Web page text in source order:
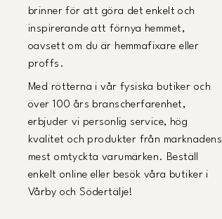
brinner för att göra det enkelt och
inspirerande att förnya hemmet,
oavsett om du är hemmafixare eller
proffs.
Med rötterna i vår fysiska butiker och
över 100 års branscherfarenhet,
erbjuder vi personlig service, hög
kvalitet och produkter från marknadens
mest omtyckta varumärken. Beställ
enkelt online eller besök våra butiker i
Vårby och Södertälje!